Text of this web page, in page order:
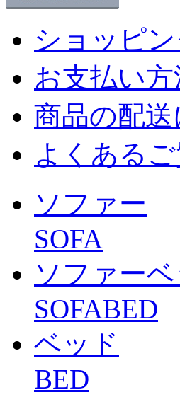
ショッピ
お支払い
商品の配
よくあるご
ソファー
SOFA
ソファーベ
SOFABED
ベッド
BED